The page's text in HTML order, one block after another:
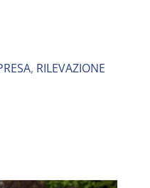
, RILEVAZIONE